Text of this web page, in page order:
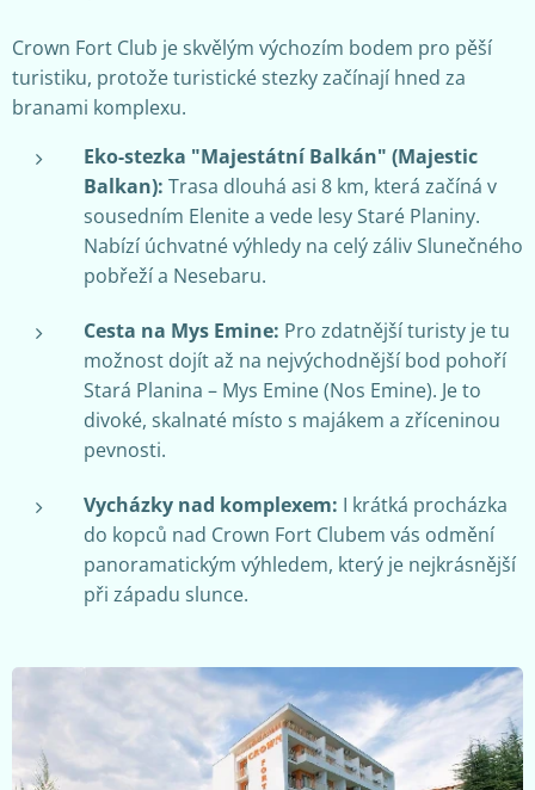
Crown Fort Club je skvělým výchozím bodem pro pěší
turistiku, protože turistické stezky začínají hned za
branami komplexu.
Eko-stezka "Majestátní Balkán" (Majestic
Balkan): Trasa dlouhá asi 8 km, která začíná v
sousedním Elenite a vede lesy Staré Planiny.
Nabízí úchvatné výhledy na celý záliv Slunečného
pobřeží a Nesebaru.
Cesta na Mys Emine: Pro zdatnější turisty je tu
možnost dojít až na nejvýchodnější bod pohoří
Stará Planina – Mys Emine (Nos Emine). Je to
divoké, skalnaté místo s majákem a zříceninou
pevnosti.
Vycházky nad komplexem: I krátká procházka
do kopců nad Crown Fort Clubem vás odmění
panoramatickým výhledem, který je nejkrásnější
při západu slunce.